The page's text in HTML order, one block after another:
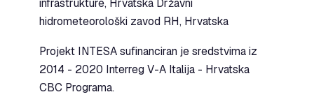
hidrometeorološki zavod RH, Hrvatska
Projekt INTESA sufinanciran je sredstvima iz
2014 - 2020 Interreg V-A Italija - Hrvatska
CBC Programa.